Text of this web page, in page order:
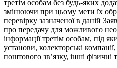
третім особам без будь-яких
змінюючи при цьому мети їх
перевірку зазначеної в даній
про передачу для можливого
інформації третім особам, під
установи, колекторські
поштового зв’язку, інші